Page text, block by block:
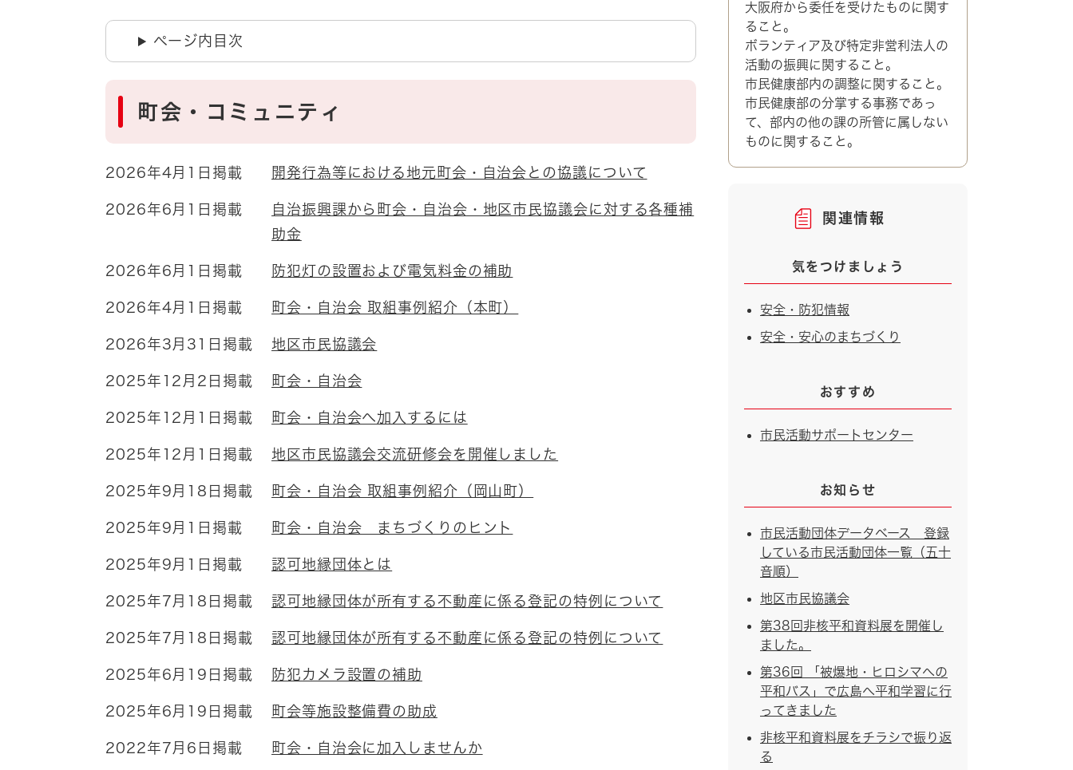
ページ内目次
町会・コミュニティ
2026年4月1日掲載 開発行為等における地元町会・自治会との協議について
2026年6月1日掲載
自治振興課から町会・自治会・地区市民協議会に対する各種補
助金
2026年6月1日掲載 防犯灯の設置および電気料金の補助
2026年4月1日掲載 町会・自治会 取組事例紹介（本町）
2026年3月31日掲載 地区市民協議会
2025年12月2日掲載 町会・自治会
2025年12月1日掲載 町会・自治会へ加入するには
2025年12月1日掲載 地区市民協議会交流研修会を開催しました
2025年9月18日掲載 町会・自治会 取組事例紹介（岡山町）
2025年9月1日掲載 町会・自治会 まちづくりのヒント
2025年9月1日掲載 認可地縁団体とは
2025年7月18日掲載 認可地縁団体が所有する不動産に係る登記の特例について
2025年7月18日掲載 認可地縁団体が所有する不動産に係る登記の特例について
2025年6月19日掲載 防犯カメラ設置の補助
2025年6月19日掲載 町会等施設整備費の助成
2022年7月6日掲載 町会・自治会に加入しませんか
大阪府から委任を受けたものに関す
ること。
ボランティア及び特定非営利法人の
活動の振興に関すること。
市民健康部内の調整に関すること。
市民健康部の分掌する事務であっ
て、部内の他の課の所管に属しない
ものに関すること。
関連情報
気をつけましょう
安全・防犯情報
安全・安心のまちづくり
おすすめ
市民活動サポートセンター
お知らせ
市民活動団体データベース 登録
している市民活動団体一覧（五十
音順）
地区市民協議会
第38回非核平和資料展を開催し
ました。
第36回 「被爆地・ヒロシマへの
平和バス」で広島へ平和学習に行
ってきました
非核平和資料展をチラシで振り返
る